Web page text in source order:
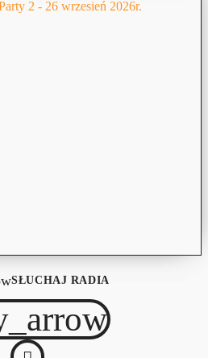
SŁUCHAJ RADIA